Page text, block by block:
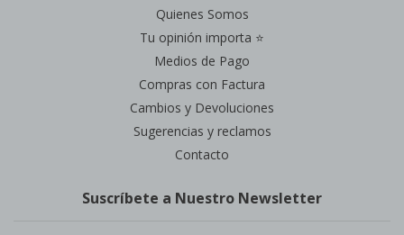
Quienes Somos
Tu opinión importa ⭐
Medios de Pago
Compras con Factura
Cambios y Devoluciones
Sugerencias y reclamos
Contacto
Suscríbete a Nuestro Newsletter